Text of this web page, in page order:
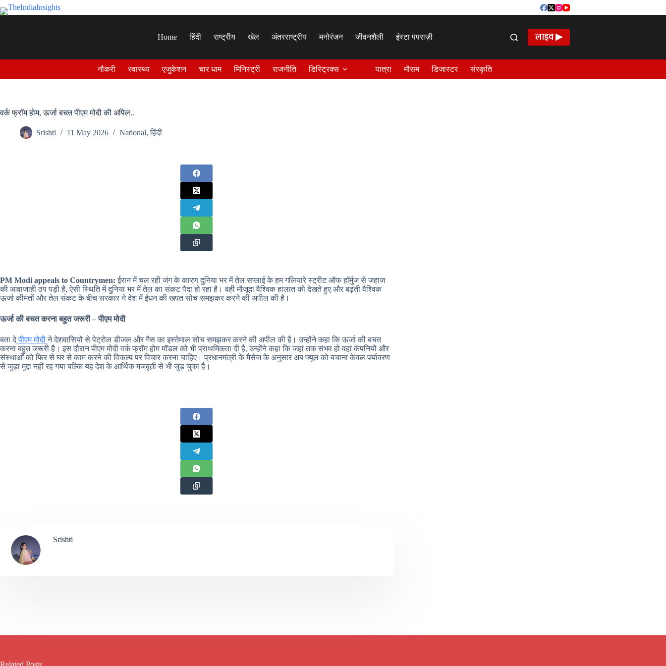
Skip
to
Home
हिंदी राष्ट्रीय खेल अंतरराष्ट्रीय मनोरंजन जीवनशैली इंस्टा पपराज़ी लाइव ▶
नौकरी स्वास्थ्य एजुकेशन चार धाम मिनिस्ट्री राजनीति डिस्ट्रिक्स यात्रा मौसम डिजास्टर संस्कृति
वर्क फ्रॉम होम, ऊर्जा बचत पीएम मोदी की अपिल..
Srishti 11 May 2026 National,हिंदी
PM Modi appeals to Countrymen: ईरान में चल रही जंग के कारण दुनिया भर में तेल सप्लाई के हम गलियारे स्ट्रीट ऑफ हॉर्मुज से जहाज
की आवाजाही ठप पड़ी है, ऐसी स्थिति में दुनिया भर में तेल का संकट पैदा हो रहा है। वही मौजूदा वैश्विक हालात को देखते हुए और बढ़ती वैश्विक
ऊर्जा कीमतों और तेल संकट के बीच सरकार ने देश में ईंधन की खपत सोच समझकर करने की अपील की है।
ऊर्जा की बचत करना बहुत जरूरी – पीएम मोदी
बता देपीएम मोदीने देशवासियों से पेट्रोल डीजल और गैस का इस्तेमाल सोच समझकर करने की अपील की है। उन्होंने कहा कि ऊर्जा की बचत
करना बहुत जरूरी है। इस दौरान पीएम मोदी वर्क फ्रॉम होम मॉडल को भी प्राथमिकता दी है, उन्होंने कहा कि जहां तक संभव हो वहां कंपनियों और
संस्थाओं को फिर से घर से काम करने की विकल्प पर विचार करना चाहिए। प्रधानमंत्री के मैसेज के अनुसार अब फ्यूल को बचाना केवल पर्यावरण
से जुड़ा मुद्दा नहीं रह गया बल्कि यह देश के आर्थिक मजबूती से भी जुड़ चुका है।
Srishti
Related Posts